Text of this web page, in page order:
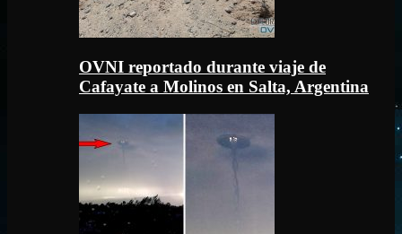
OVNI reportado durante viaje de
Cafayate a Molinos en Salta, Argentina